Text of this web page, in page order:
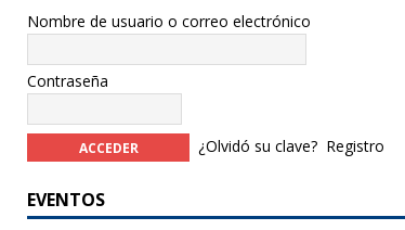
Nombre de usuario o correo electrónico
Contraseña
¿Olvidó su clave? Registro
EVENTOS